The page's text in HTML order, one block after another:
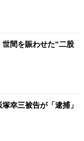
間を賑わせた“二股
幸三被告が「逮捕」